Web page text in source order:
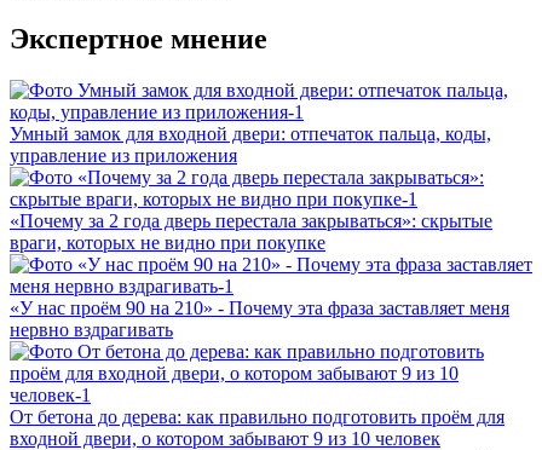
Экспертное мнение
Умный замок для входной двери: отпечаток пальца, коды,
управление из приложения
«Почему за 2 года дверь перестала закрываться»: скрытые
враги, которых не видно при покупке
«У нас проём 90 на 210» - Почему эта фраза заставляет меня
нервно вздрагивать
От бетона до дерева: как правильно подготовить проём для
входной двери, о котором забывают 9 из 10 человек